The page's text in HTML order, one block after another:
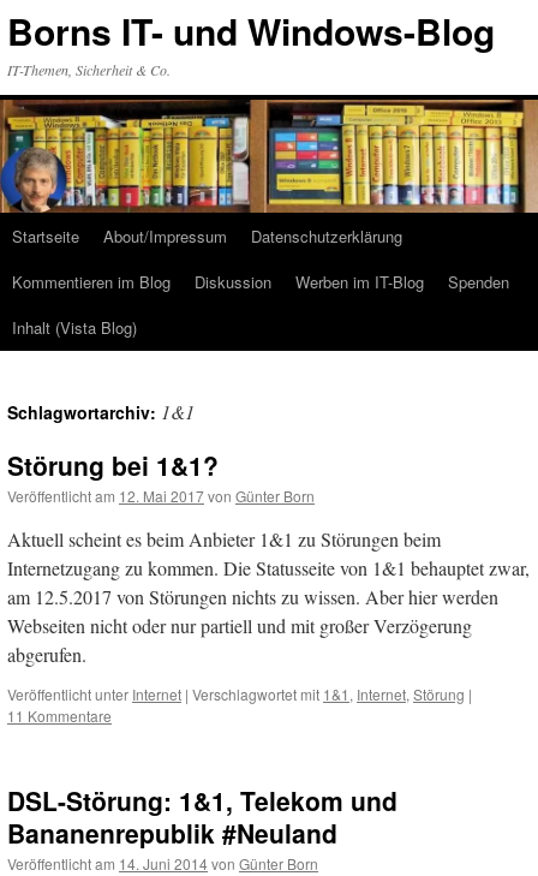
Inhalt
Borns IT- und Windows-Blog
IT-Themen, Sicherheit & Co.
Startseite About/Impressum
Datenschutzerklärung
Kommentieren im Blog
Diskussion Werben im IT-Blog
Spenden
Inhalt (Vista Blog)
Schlagwortarchiv: 1&1
Störung bei 1&1?
Veröffentlicht am 12. Mai 2017von Günter Born
Aktuell scheint es beim Anbieter 1&1 zu Störungen beim
Internetzugang zu kommen. Die Statusseite von 1&1 behauptet zwar,
am 12.5.2017 von Störungen nichts zu wissen. Aber hier werden
Webseiten nicht oder nur partiell und mit großer Verzögerung
abgerufen.
Veröffentlicht unter Internet | Verschlagwortet mit 1&1 , Internet, Störung |
11 Kommentare
DSL-Störung: 1&1, Telekom und
Bananenrepublik #Neuland
Veröffentlicht am 14. Juni 2014von Günter Born